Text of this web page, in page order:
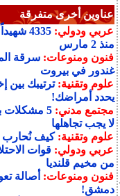
عناوين أخرى متفرقة
عربي ودولي:
4335
منذ 2 مارس
فنون ومنوعات:سرقة
غندور في بيروت
علوم وتقنية:ترتيبك بين
يحدد أمراضك!
مجتمع مدني:
5 مشكلات
لا يجب تجاهلها
علوم وتقنية:كيف نُحارب
عربي ودولي:قوات
من مخيم قلنديا
فنون ومنوعات: أصالة
دمشق!